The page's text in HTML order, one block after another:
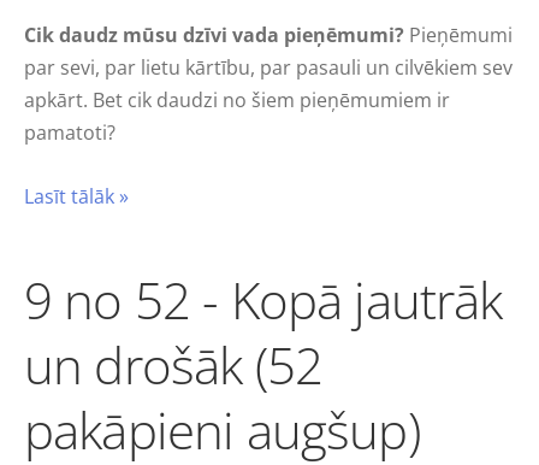
Cik daudz mūsu dzīvi vada pieņēmumi? Pieņēmumi
par sevi, par lietu kārtību, par pasauli un cilvēkiem sev
apkārt. Bet cik daudzi no šiem pieņēmumiem ir
pamatoti?
Lasīt tālāk »
9 no 52 - Kopā jautrāk
un drošāk (52
pakāpieni augšup)